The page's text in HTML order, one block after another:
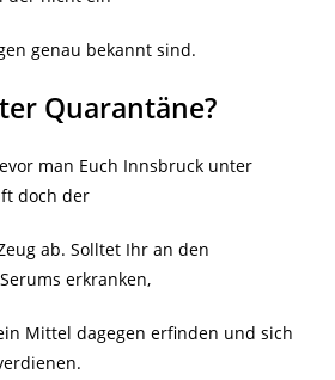
genau bekannt sind.
Quarantäne?
man Euch Innsbruck unter
doch der
ab. Solltet Ihr an den
erkranken,
Mittel dagegen erfinden und sich